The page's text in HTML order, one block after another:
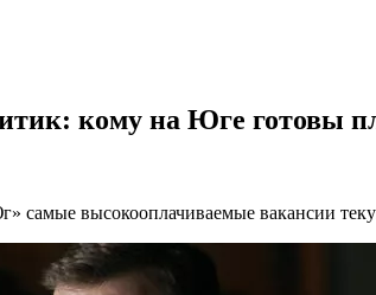
кому на Юге готовы
самые высокооплачиваемые вакансии